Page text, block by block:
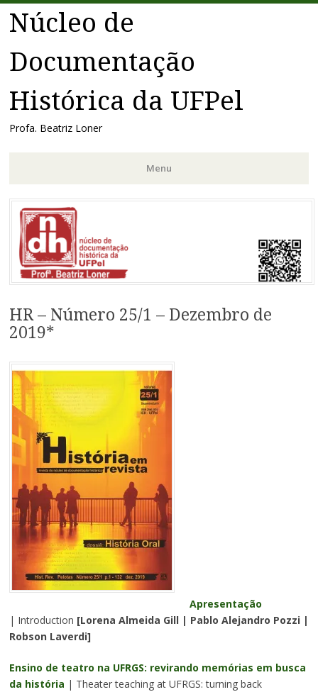
Núcleo de
Documentação
Histórica da UFPel
Profa. Beatriz Loner
Menu
Pular
para
conteúdo
HR – Número 25/1 – Dezembro de
2019*
Apresentação
| Introduction [Lorena Almeida Gill | Pablo Alejandro Pozzi |
Robson Laverdi]
Ensino de teatro na UFRGS: revirando memórias em busca
da história | Theater teaching at UFRGS: turning back